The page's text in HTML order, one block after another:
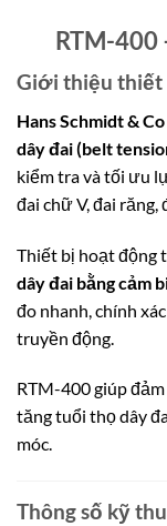
RTM-400
Giới thiệu thiết
Hans Schmidt &
dây đai (belt
kiểm tra và tối ưu
đai chữ V, đai răng,
Thiết bị hoạt động
dây đai bằng cảm
đo nhanh, chính
truyền động.
RTM-400 giúp
tăng tuổi thọ dây
móc.
Thông số kỹ